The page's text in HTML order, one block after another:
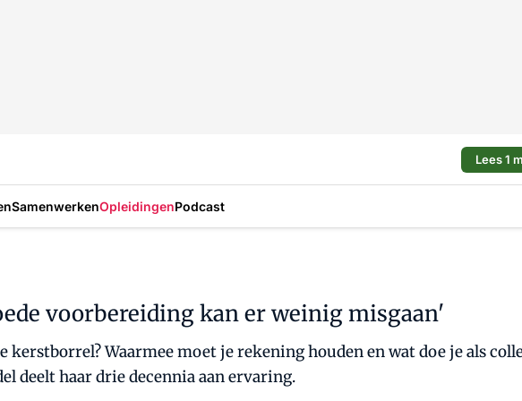
Lees 1
SamenwerkenOpleidingenPodcast
voorbereiding kan er weinig misgaan'
Waarmee moet je rekening houden en wat doe je als
deelt haar drie decennia aan ervaring.